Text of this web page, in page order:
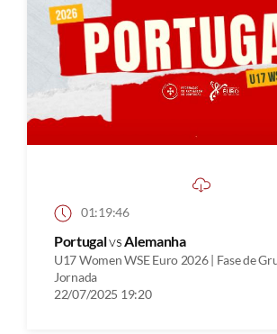
01:19:46
PortugalvsAlemanha
U17 Women WSE Euro 2026 | Fase de
Jornada
22/07/2025 19:20